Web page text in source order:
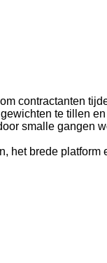
contractanten
te tillen
smalle gangen
het brede